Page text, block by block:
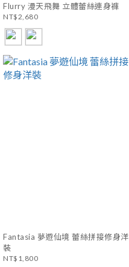
Flurry 漫天飛舞 立體蕾絲連身褲
NT$2,680
Fantasia 夢遊仙境 蕾絲拼接修身洋
裝
NT$1,800